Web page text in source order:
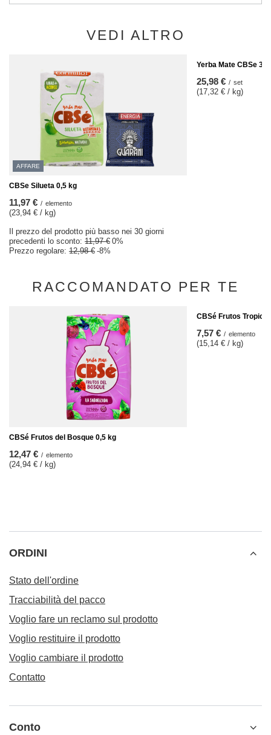
VEDI ALTRO
AFFARE
CBSe Silueta 0,5 kg
11,97 € / elemento
(23,94 € / kg)
Il prezzo del prodotto più basso nei 30 giorni
precedenti lo sconto: 11,97 € 0%
Prezzo regolare: 12,98 € -8%
Yerba Mate CBSe
25,98 € / set
(17,32 € / kg)
RACCOMANDATO PER TE
CBSé Frutos del Bosque 0,5 kg
12,47 € / elemento
(24,94 € / kg)
CBSé Frutos
7,57 € / elemento
(15,14 € / kg)
ORDINI
Stato dell'ordine
Tracciabilità del pacco
Voglio fare un reclamo sul prodotto
Voglio restituire il prodotto
Voglio cambiare il prodotto
Contatto
Conto